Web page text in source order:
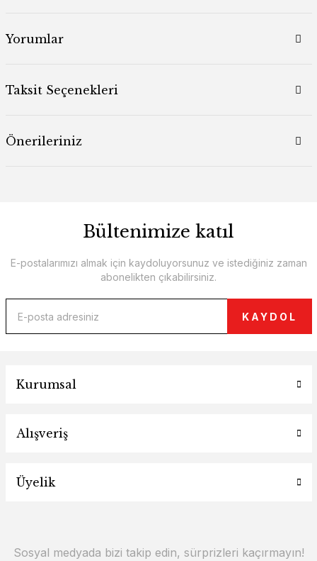
Yorumlar
Taksit Seçenekleri
Önerileriniz
Bültenimize katıl
E-postalarımızı almak için kaydoluyorsunuz ve istediğiniz zaman
abonelikten çıkabilirsiniz.
KAYDOL
Kurumsal
Alışveriş
Üyelik
Sosyal medyada bizi takip edin, sürprizleri kaçırmayın!